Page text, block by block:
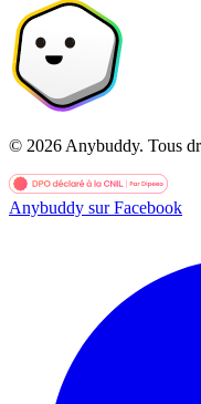
© 2026 Anybuddy. Tous
Anybuddy sur Facebook